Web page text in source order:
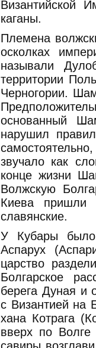
Византийской
каганы.
Племена
осколках
называли
территории
Черногории.
основанный
нарушил
звучало как
конце жизни
Волжскую
Киева пришли
славянские.
У Кубары было
Аспарух
царство
Болгарское
берега Дуная и
с Византией на
хана Котрага
вверх по